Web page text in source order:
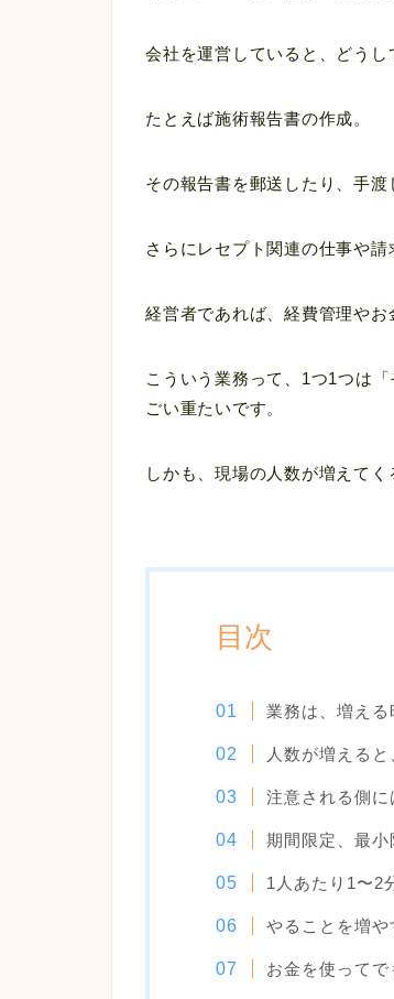
会社を運営していると、どうし
たとえば施術報告書の作成。
その報告書を郵送したり、手渡
さらにレセプト関連の仕事や請
経営者であれば、経費管理やお
こういう業務って、1つ1つは
ごい重たいです。
しかも、現場の人数が増えて
目次
業務は、増える
人数が増える
注意される側
期間限定、最
1人あたり1〜2
やることを増
お金を使って